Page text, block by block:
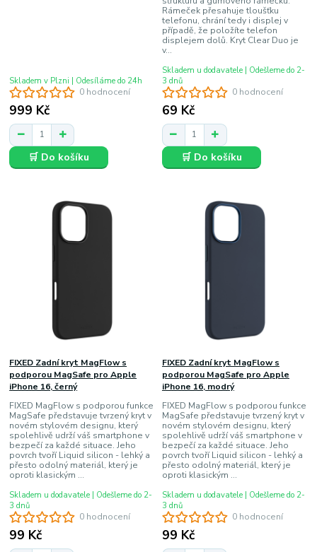
0 hodnocení
999 Kč
Skladem v Plzni | Odesíláme do 24h
🛒 Do košíku
0 hodnocení
Rámeček přesahuje tloušťku
telefonu, chrání tedy i displej v
případě, že položíte telefon
displejem dolů. Kryt Clear Duo je
v...
69 Kč
Skladem u dodavatele | Odešleme do 2-
3 dnů
🛒 Do košíku
0 hodnocení
FIXED Zadní kryt MagFlow s
podporou MagSafe pro Apple
iPhone 16, černý
FIXED MagFlow s podporou funkce
MagSafe představuje tvrzený kryt v
novém stylovém designu, který
spolehlivě udrží váš smartphone v
bezpečí za každé situace. Jeho
povrch tvoří Liquid silicon - lehký a
přesto odolný materiál, který je
oproti klasickým ...
99 Kč
Skladem u dodavatele | Odešleme do 2-
3 dnů
0 hodnocení
FIXED Zadní kryt MagFlow s
podporou MagSafe pro Apple
iPhone 16, modrý
FIXED MagFlow s podporou funkce
MagSafe představuje tvrzený kryt v
novém stylovém designu, který
spolehlivě udrží váš smartphone v
bezpečí za každé situace. Jeho
povrch tvoří Liquid silicon - lehký a
přesto odolný materiál, který je
oproti klasickým ...
99 Kč
Skladem u dodavatele | Odešleme do 2-
3 dnů